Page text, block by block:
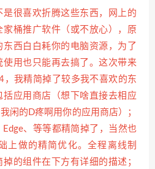
是很喜欢折腾这些东西，网上的
桶推广软件（或不放心），原
西白白耗你的电脑资源，为了
使用也只能再去搞了。这次带来
我精简掉了较多我不喜欢的东
应用商店（想下啥直接去相应
闲的D疼啊用你的应用商店）；
、等等都精简掉了，当然也
上做的精简优化。全程离线制
掉的组件在下方有详细的描述；